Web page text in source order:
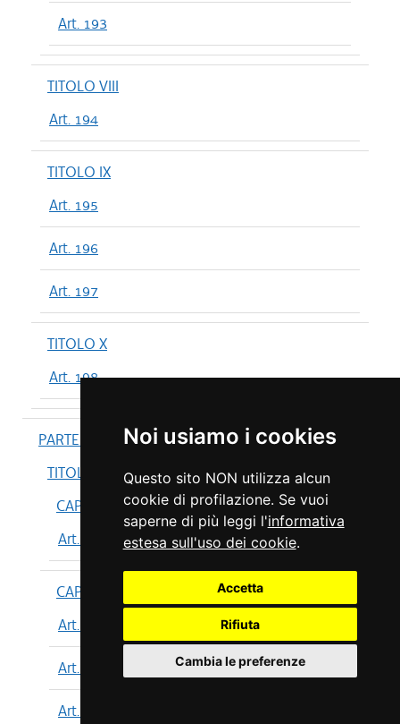
Noi usiamo i cookies
Questo sito NON utilizza alcun
cookie di profilazione. Se vuoi
saperne di più leggi l'informativa
estesa sull'uso dei cookie.
Accetta
Rifiuta
Cambia le preferenze
Art. 193
TITOLO VIII
Art. 194
TITOLO IX
Art. 195
Art. 196
Art. 197
TITOLO X
Art. 198
PARTE IV
TITOLO I
CAPO I
Art. 199
CAPO II
Art. 200
Art. 201
Art. 202